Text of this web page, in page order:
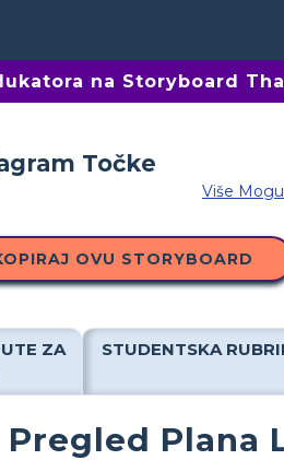
na Storyboard
Više
OVU STORYBOARD
ZA
STUDENTSKA
Pregled Plana